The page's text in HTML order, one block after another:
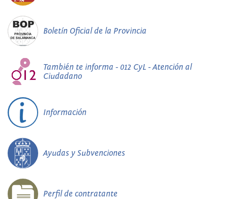
Boletín Oficial de la Provincia
También te informa - 012 CyL - Atención al
Ciudadano
Información
Ayudas y Subvenciones
Perfil de contratante